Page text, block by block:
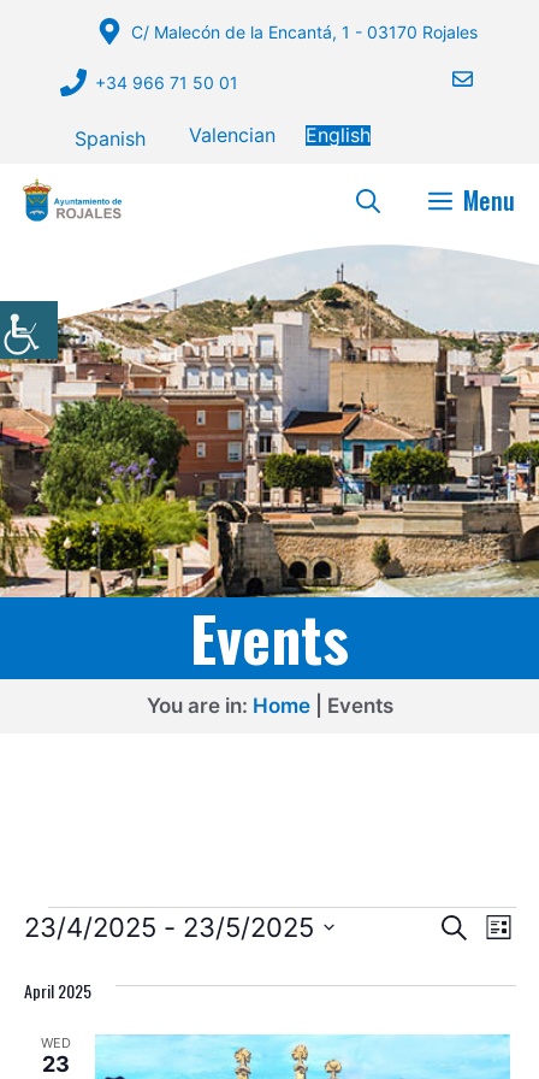
C/ Malecón de la Encantá, 1 - 03170 Rojales
+34 966 71 50 01
Spanish Valencian English
Menu
Events
You are in: Home| Events
Events
E
v
n
S
E
e
n
L
s
23/4/2025 - 23/5/2025
e
April 2025
WED
23